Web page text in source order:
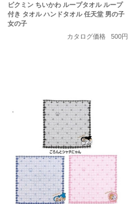
ピクミン ちいかわ ループタオル ループ
付き タオル ハンドタオル 任天堂 男の子
女の子
カタログ価格
500円